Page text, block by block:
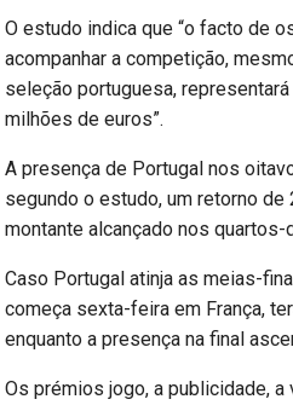
O estudo indica que “o facto de
acompanhar a competição,
seleção portuguesa,
milhões de euros”.
A presença de Portugal nos
segundo o estudo, um retorno
montante alcançado nos quartos-
Caso Portugal atinja as meias-
começa sexta-feira em França,
enquanto a presença na final
Os prémios jogo, a publicidade,